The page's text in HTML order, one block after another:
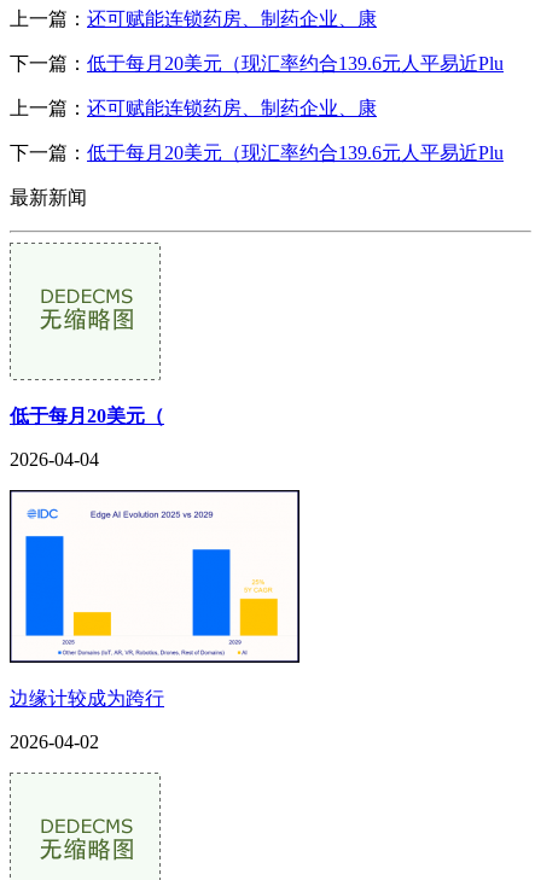
上一篇： 还可赋能连锁药房、制药企业、康
下一篇： 低于每月20美元（现汇率约合139.6元人平易近Plu
上一篇： 还可赋能连锁药房、制药企业、康
下一篇： 低于每月20美元（现汇率约合139.6元人平易近Plu
最新新闻
低于每月20美元（
2026-04-04
边缘计较成为跨行
2026-04-02